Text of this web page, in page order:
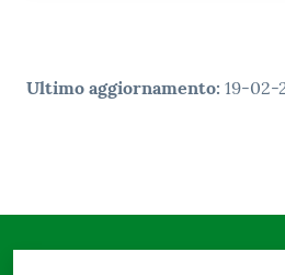
Ultimo aggiornamento: 19-02-